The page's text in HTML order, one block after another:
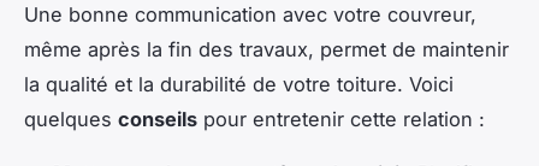
Une bonne communication avec votre couvreur,
même après la fin des travaux, permet de maintenir
la qualité et la durabilité de votre toiture. Voici
quelques conseils pour entretenir cette relation :